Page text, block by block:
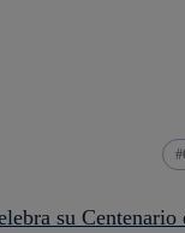
su Centenario